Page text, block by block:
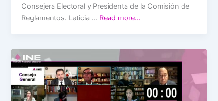
Consejera Electoral y Presidenta de la Comisión de
Reglamentos. Leticia … Read more…